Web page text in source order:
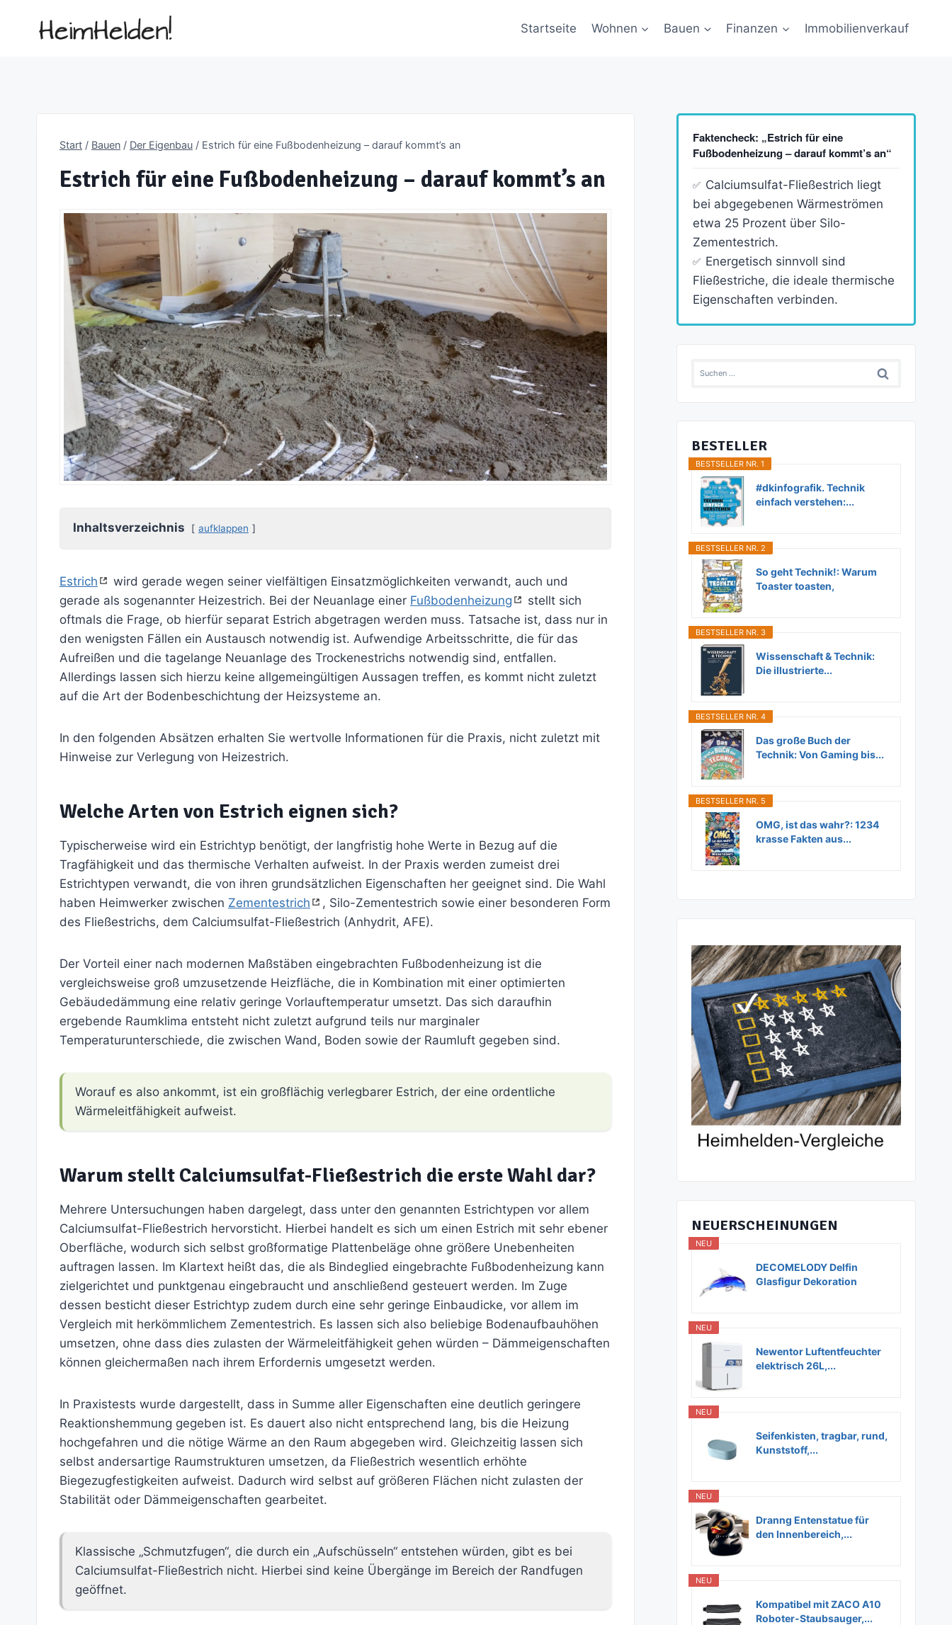
Startseite Wohnen Bauen Finanzen Immobilienverkauf
Start / Bauen / Der Eigenbau / Estrich für eine Fußbodenheizung – darauf kommt’s an
Estrich für eine Fußbodenheizung – darauf kommt’s an
Inhaltsverzeichnis aufklappen
Estrich
wird gerade wegen seiner vielfältigen Einsatzmöglichkeiten verwandt, auch und
gerade als sogenannter Heizestrich. Bei der Neuanlage einer Fußbodenheizung
stellt sich
oftmals die Frage, ob hierfür separat Estrich abgetragen werden muss. Tatsache ist, dass nur in
den wenigsten Fällen ein Austausch notwendig ist. Aufwendige Arbeitsschritte, die für das
Aufreißen und die tagelange Neuanlage des Trockenestrichs notwendig sind, entfallen.
Allerdings lassen sich hierzu keine allgemeingültigen Aussagen treffen, es kommt nicht zuletzt
auf die Art der Bodenbeschichtung der Heizsysteme an.
In den folgenden Absätzen erhalten Sie wertvolle Informationen für die Praxis, nicht zuletzt mit
Hinweise zur Verlegung von Heizestrich.
Welche Arten von Estrich eignen sich?
Typischerweise wird ein Estrichtyp benötigt, der langfristig hohe Werte in Bezug auf die
Tragfähigkeit und das thermische Verhalten aufweist. In der Praxis werden zumeist drei
Estrichtypen verwandt, die von ihren grundsätzlichen Eigenschaften her geeignet sind. Die Wahl
haben Heimwerker zwischen Zementestrich
, Silo-Zementestrich sowie einer besonderen Form
des Fließestrichs, dem Calciumsulfat-Fließestrich (Anhydrit, AFE).
Der Vorteil einer nach modernen Maßstäben eingebrachten Fußbodenheizung ist die
vergleichsweise groß umzusetzende Heizfläche, die in Kombination mit einer optimierten
Gebäudedämmung eine relativ geringe Vorlauftemperatur umsetzt. Das sich daraufhin
ergebende Raumklima entsteht nicht zuletzt aufgrund teils nur marginaler
Temperaturunterschiede, die zwischen Wand, Boden sowie der Raumluft gegeben sind.
Worauf es also ankommt, ist ein großflächig verlegbarer Estrich, der eine ordentliche
Wärmeleitfähigkeit aufweist.
Warum stellt Calciumsulfat-Fließestrich die erste Wahl dar?
Mehrere Untersuchungen haben dargelegt, dass unter den genannten Estrichtypen vor allem
Calciumsulfat-Fließestrich hervorsticht. Hierbei handelt es sich um einen Estrich mit sehr ebener
Oberfläche, wodurch sich selbst großformatige Plattenbeläge ohne größere Unebenheiten
auftragen lassen. Im Klartext heißt das, die als Bindeglied eingebrachte Fußbodenheizung kann
zielgerichtet und punktgenau eingebraucht und anschließend gesteuert werden. Im Zuge
dessen besticht dieser Estrichtyp zudem durch eine sehr geringe Einbaudicke, vor allem im
Vergleich mit herkömmlichem Zementestrich. Es lassen sich also beliebige Bodenaufbauhöhen
umsetzen, ohne dass dies zulasten der Wärmeleitfähigkeit gehen würden – Dämmeigenschaften
können gleichermaßen nach ihrem Erfordernis umgesetzt werden.
In Praxistests wurde dargestellt, dass in Summe aller Eigenschaften eine deutlich geringere
Reaktionshemmung gegeben ist. Es dauert also nicht entsprechend lang, bis die Heizung
hochgefahren und die nötige Wärme an den Raum abgegeben wird. Gleichzeitig lassen sich
selbst andersartige Raumstrukturen umsetzen, da Fließestrich wesentlich erhöhte
Biegezugfestigkeiten aufweist. Dadurch wird selbst auf größeren Flächen nicht zulasten der
Stabilität oder Dämmeigenschaften gearbeitet.
Klassische „Schmutzfugen“, die durch ein „Aufschüsseln“ entstehen würden, gibt es bei
Calciumsulfat-Fließestrich nicht. Hierbei sind keine Übergänge im Bereich der Randfugen
geöffnet.
Faktencheck: „Estrich für eine
Fußbodenheizung – darauf kommt’s an“
Calciumsulfat-Fließestrich liegt
bei abgegebenen Wärmeströmen
etwa 25 Prozent über Silo-
Zementestrich.
Energetisch sinnvoll sind
Fließestriche, die ideale thermische
Eigenschaften verbinden.
Suchen
BESTELLER
BESTSELLER NR. 1
#dkinfografik. Technik
einfach verstehen:...
BESTSELLER NR. 2
So geht Technik!: Warum
Toaster toasten,
BESTSELLER NR. 3
Wissenschaft & Technik:
Die illustrierte...
BESTSELLER NR. 4
Das große Buch der
Technik: Von Gaming bis...
BESTSELLER NR. 5
OMG, ist das wahr?: 1234
krasse Fakten aus...
NEUERSCHEINUNGEN
NEU
DECOMELODY Delfin
Glasfigur Dekoration
NEU
Newentor Luftentfeuchter
elektrisch 26L,...
NEU
Seifenkisten, tragbar, rund,
Kunststoff,...
NEU
Dranng Entenstatue für
den Innenbereich,...
NEU
Kompatibel mit ZACO A10
Roboter-Staubsauger,...